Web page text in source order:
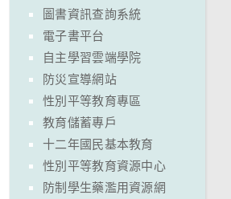
圖書資訊查詢系統
電子書平台
自主學習雲端學院
防災宣導網站
性別平等教育專區
教育儲蓄專戶
十二年國民基本教育
性別平等教育資源中心
防制學生藥濫用資源網